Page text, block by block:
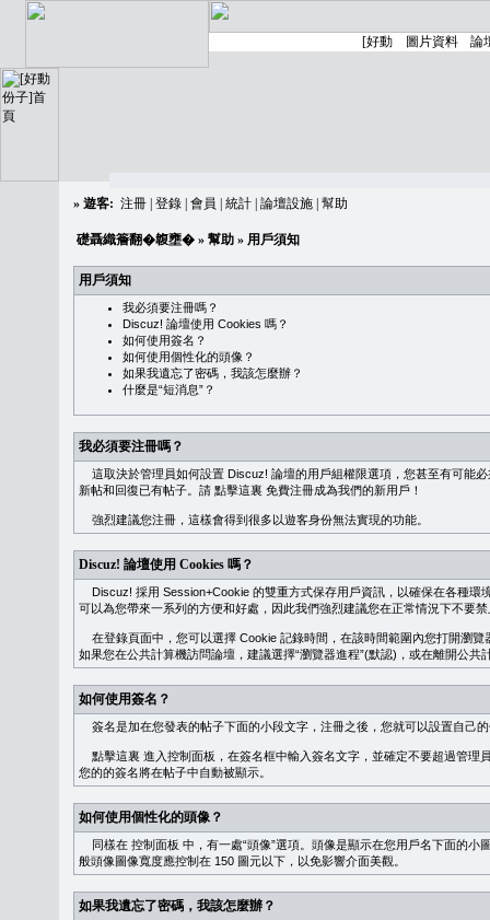
» 遊客: 注冊 登錄 會員 統計 論壇設施 幫助
礎聶織簷翻�䪖壅� » 幫助 » 用戶須知
用戶須知
我必須要注冊嗎？
Discuz! 論壇使用 Cookies 嗎？
如何使用簽名？
如何使用個性化的頭像？
如果我遺忘了密碼，我該怎麼辦？
什麼是“短消息”？
我必須要注冊嗎？
這取決於管理員如何設置 Discuz! 論壇的用戶組權限選項，您甚至有可能
新帖和回復已有帖子。請 點擊這裏 免費注冊成為我們的新用戶！
強烈建議您注冊，這樣會得到很多以遊客身份無法實現的功能。
Discuz! 論壇使用 Cookies 嗎？
Discuz! 採用 Session+Cookie 的雙重方式保存用戶資訊，以確保在各種環
可以為您帶來一系列的方便和好處，因此我們強烈建議您在正常情況下不要
在登錄頁面中，您可以選擇 Cookie 記錄時間，在該時間範圍內您打開瀏
如果您在公共計算機訪問論壇，建議選擇“瀏覽器進程”(默認)，或在離開公共
如何使用簽名？
簽名是加在您發表的帖子下面的小段文字，注冊之後，您就可以設置自己
點擊這裏 進入控制面板，在簽名框中輸入簽名文字，並確定不要超過管
您的的簽名將在帖子中自動被顯示。
如何使用個性化的頭像？
同樣在 控制面板 中，有一處“頭像”選項。頭像是顯示在您用戶名下面的
般頭像圖像寬度應控制在 150 圖元以下，以免影響介面美觀。
如果我遺忘了密碼，我該怎麼辦？